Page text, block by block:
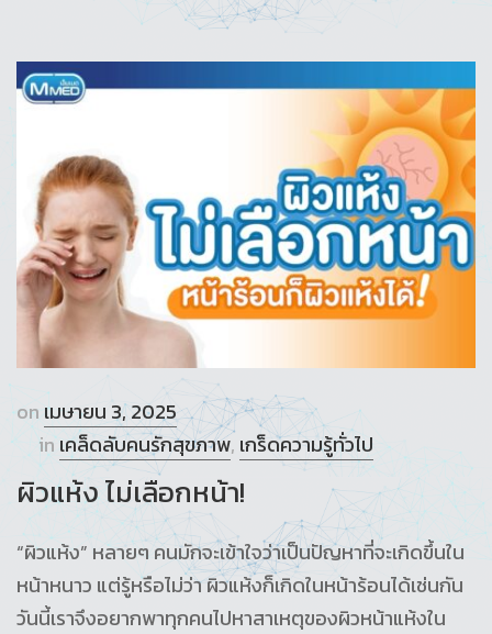
on เมษายน 3, 2025
inเคล็ดลับคนรักสุขภาพ, เกร็ดความรู้ทั่วไป
ผิวแห้ง ไม่เลือกหน้า!
“ผิวแห้ง” หลายๆ คนมักจะเข้าใจว่าเป็นปัญหาที่จะเกิดขึ้นใน
หน้าหนาว แต่รู้หรือไม่ว่า ผิวแห้งก็เกิดในหน้าร้อนได้เช่นกัน
วันนี้เราจึงอยากพาทุกคนไปหาสาเหตุของผิวหน้าแห้งใน